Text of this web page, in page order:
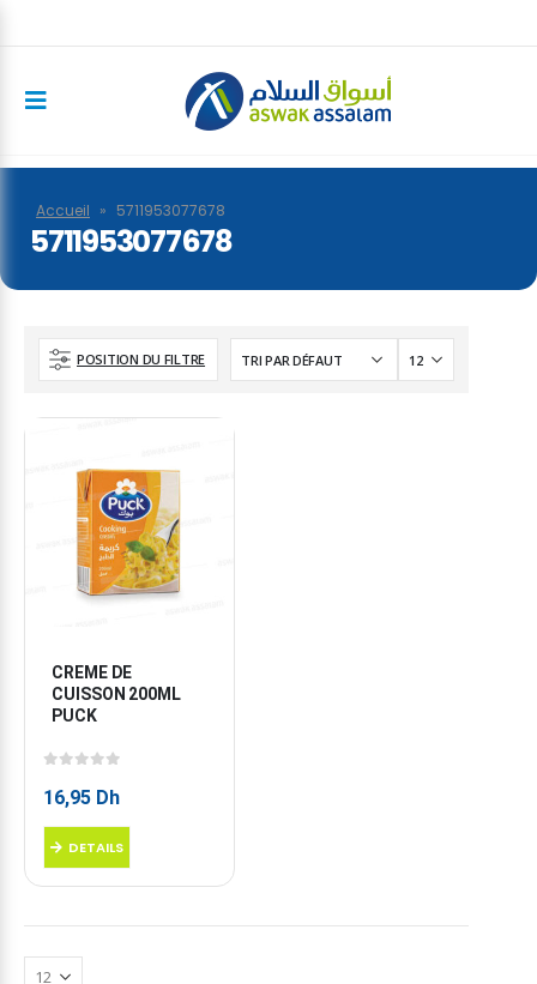
Accueil » 5711953077678
5711953077678
POSITION DU FILTRE
CREME DE
CUISSON 200ML
PUCK
16,95 Dh
DETAILS